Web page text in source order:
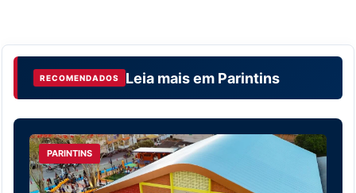
RECOMENDADOS Leia mais em Parintins
PARINTINS